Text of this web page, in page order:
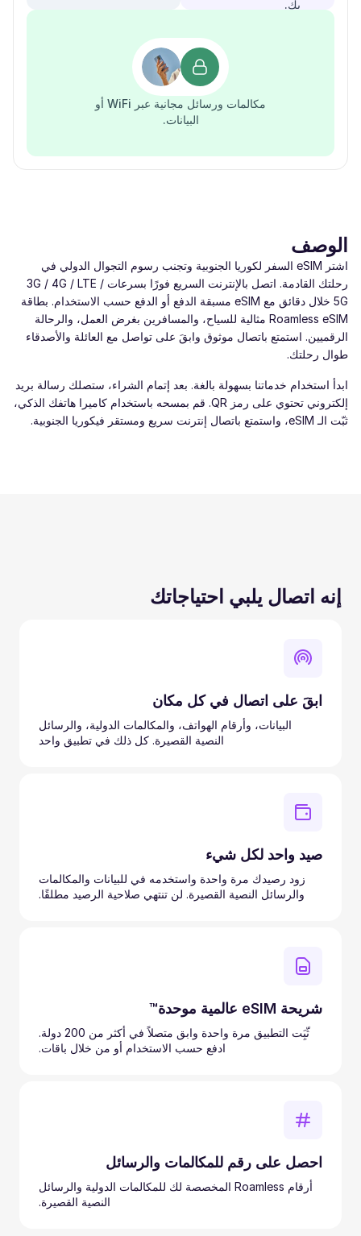
بك.
مكالمات ورسائل مجانية عبر WiFi أو
البيانات.
الوصف
اشتر eSIM السفر لكوريا الجنوبية وتجنب رسوم التجوال الدولي في
رحلتك القادمة. اتصل بالإنترنت السريع فورًا بسرعات ‎3G / 4G / LTE /
5G‎ خلال دقائق مع eSIM مسبقة الدفع أو الدفع حسب الاستخدام. بطاقة
Roamless eSIM مثالية للسياح، والمسافرين بغرض العمل، والرحالة
الرقميين. استمتع باتصال موثوق وابقَ على تواصل مع العائلة والأصدقاء
طوال رحلتك.
ابدأ استخدام خدماتنا بسهولة بالغة. بعد إتمام الشراء، ستصلك رسالة بريد
إلكتروني تحتوي على رمز QR. قم بمسحه باستخدام كاميرا هاتفك الذكي،
ثبّت الـ eSIM، واستمتع باتصال إنترنت سريع ومستقر فيكوريا الجنوبية.
إنه اتصال يلبي احتياجاتك
ابقَ على اتصال في كل مكان
البيانات، وأرقام الهواتف، والمكالمات الدولية، والرسائل
النصية القصيرة. كل ذلك في تطبيق واحد
صيد واحد لكل شيء
زود رصيدك مرة واحدة واستخدمه في للبيانات والمكالمات
والرسائل النصية القصيرة. لن تنتهي صلاحية الرصيد مطلقًا.
شريحة eSIM عالمية موحدة™
ثّبَِت التطبيق مرة واحدة وابق متصلاً في أكثر من 200 دولة.
ادفع حسب الاستخدام أو من خلال باقات.
احصل على رقم للمكالمات والرسائل
أرقام Roamless المخصصة لك للمكالمات الدولية والرسائل
النصية القصيرة.